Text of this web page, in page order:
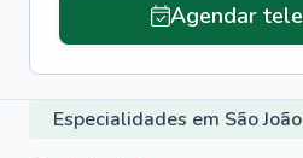
Agendar
Especialidades em São